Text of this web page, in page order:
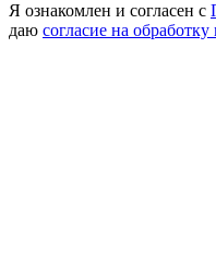
Я ознакомлен и согласен с
даю согласие на